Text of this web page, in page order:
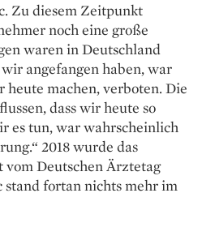
Zu diesem Zeitpunkt
noch eine große
waren in Deutschland
angefangen haben, war
machen, verboten. Die
dass wir heute so
es tun, war wahrscheinlich
2018 wurde das
Deutschen Ärztetag
stand fortan nichts mehr im